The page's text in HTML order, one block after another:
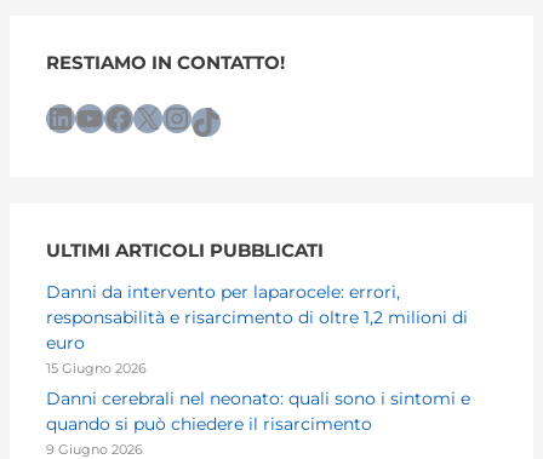
RESTIAMO IN CONTATTO!
LinkedIn YouTube Facebook X InstagramTikTok
ULTIMI ARTICOLI PUBBLICATI
Danni da intervento per laparocele: errori,
responsabilità e risarcimento di oltre 1,2 milioni di
euro
15 Giugno 2026
Danni cerebrali nel neonato: quali sono i sintomi e
quando si può chiedere il risarcimento
9 Giugno 2026